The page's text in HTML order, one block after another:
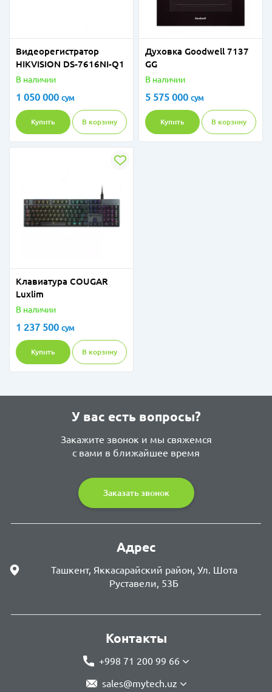
Видеорегистратор
HIKVISION DS-7616NI-Q1
В наличии
1 050 000 сум
Купить В корзину
Духовка Goodwell 7137
GG
В наличии
5 575 000 сум
Купить В корзину
Клавиатура COUGAR
Luxlim
В наличии
1 237 500 сум
Купить В корзину
У вас есть вопросы?
Закажите звонок и мы свяжемся
с вами в ближайшее время
Заказать звонок
Адрес
Ташкент, Яккасарайский район, Ул. Шота
Руставели, 53Б
Контакты
+998 71 200 99 66
sales@mytech.uz